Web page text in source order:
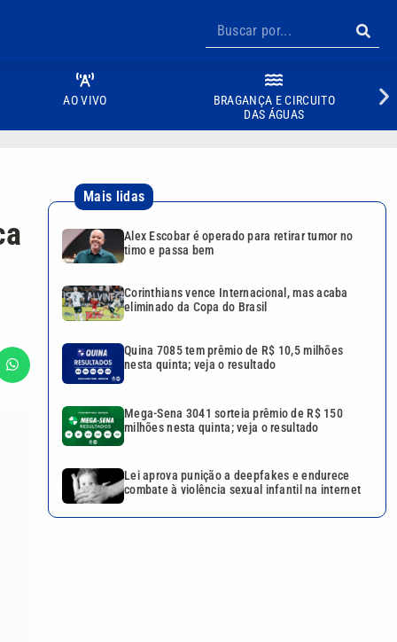
AO VIVO
BRAGANÇA E CIRCUITO
DAS ÁGUAS
Mais lidas
Alex Escobar é operado para retirar tumor no
timo e passa bem
Corinthians vence Internacional, mas acaba
eliminado da Copa do Brasil
Quina 7085 tem prêmio de R$ 10,5 milhões
nesta quinta; veja o resultado
Mega-Sena 3041 sorteia prêmio de R$ 150
milhões nesta quinta; veja o resultado
Lei aprova punição a deepfakes e endurece
combate à violência sexual infantil na internet